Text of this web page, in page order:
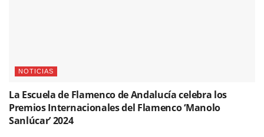
NOTICIAS
La Escuela de Flamenco de Andalucía celebra los
Premios Internacionales del Flamenco ‘Manolo
Sanlúcar’ 2024